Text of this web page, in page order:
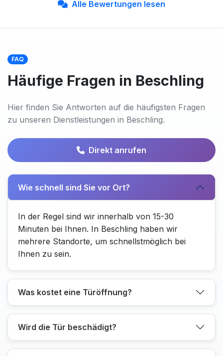
Alle Bewertungen lesen
FAQ
Häufige Fragen in Beschling
Hier finden Sie Antworten auf die häufigsten Fragen
zu unseren Dienstleistungen in Beschling.
Direkt anrufen
Wie schnell sind Sie vor Ort?
In der Regel sind wir innerhalb von 15-30
Minuten bei Ihnen. In Beschling haben wir
mehrere Standorte, um schnellstmöglich bei
Ihnen zu sein.
Was kostet eine Türöffnung?
Wird die Tür beschädigt?